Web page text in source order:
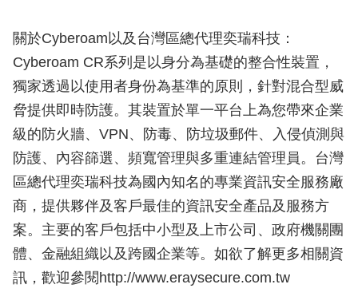
關於Cyberoam以及台灣區總代理奕瑞科技：
Cyberoam CR系列是以身分為基礎的整合性裝置，
獨家透過以使用者身份為基準的原則，針對混合型威
脅提供即時防護。其裝置於單一平台上為您帶來企業
級的防火牆、VPN、防毒、防垃圾郵件、入侵偵測與
防護、內容篩選、頻寬管理與多重連結管理員。台灣
區總代理奕瑞科技為國內知名的專業資訊安全服務廠
商，提供夥伴及客戶最佳的資訊安全產品及服務方
案。主要的客戶包括中小型及上市公司、政府機關團
體、金融組織以及跨國企業等。如欲了解更多相關資
訊，歡迎參閱http://www.eraysecure.com.tw